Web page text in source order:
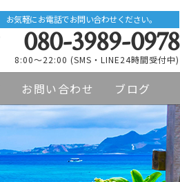
お気軽にお電話でお問い合わせください。
080-3989-0978
8:00～22:00 (SMS・LINE24時間受付中)
お問い合わせ ブログ